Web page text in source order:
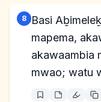
8
Basi
mapema,
akawaambia
mwao; watu